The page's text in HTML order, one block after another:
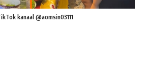
kanaal @aomsin03111